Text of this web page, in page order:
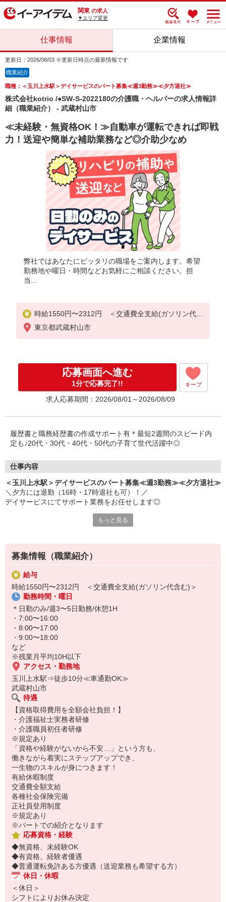
関東 の求人
▼エリア変更
仕事情報 企業情報
更新日：2026/08/03 ※更新日時点の最新情報です
職業紹介
職種：＜玉川上水駅＞デイサービスのパート募集≪週3勤務≫≪夕方退社≫
株式会社kotrio /●SW-S-2022180の介護職・ヘルパーの求人情報詳
細（職業紹介） - 武蔵村山市
≪未経験・無資格OK！≫自動車が運転できれば即戦
力！送迎や簡単な補助業務など◎介助少なめ
弊社ではあなたにピッタリの職場をご案内します。希望
勤務地や曜日・時間などお気軽にご相談ください。担
当...
時給1550円〜2312円 ＜交通費全支給(ガソリン代含
む)＞
東京都武蔵村山市
応募画面へ進む
1分で応募完了!! キープ
求人応募期間：2026/08/01～2026/08/09
履歴書と職務経歴書の作成サポート有＊最短2週間のスピード内
定も♪20代・30代・40代・50代の子育て世代活躍中◎
仕事内容
＜玉川上水駅＞デイサービスのパート募集≪週3勤務≫≪夕方退社≫
＼夕方には退勤（16時・17時退社も可）！／
デイサービスにてサポート業務をお任せします◎
・生活相談/お話相手
・食事の提供/介助
・ご自宅までの送迎（できる方のみ） など
働く時間は日勤帯のみ！勤務は週3日からOKなので、プライベート
との両立らくらくです♪
まずは気軽にご応募を♪
もっと見る
募集情報（職業紹介）
給与
時給1550円〜2312円 ＜交通費全支給(ガソリン代含む)＞
勤務時間・曜日
＊日勤のみ/週3〜5日勤務/休憩1H
・7:00〜16:00
・8:00〜17:00
・9:00〜18:00
など
※残業月平均10H以下
アクセス・勤務地
玉川上水駅⇒徒歩10分≪車通勤OK≫
武蔵村山市
待遇
【資格取得費用を全額会社負担！】
・介護福祉士実務者研修
・介護職員初任者研修
※規定あり
「資格や経験がないから不安…」という方も、
働きながら着実にステップアップでき、
一生物のスキルが身につきます！
有給休暇制度
交通費全額支給
各種社会保険完備
正社員登用制度
※規定あり
※パートでの紹介となります
応募資格・経験
◆無資格、未経験OK
◆有資格、経験者優遇
◆普通運転免許ある方優遇（送迎業務も希望する方）
休日・休暇
＜休日＞
シフトによりお休み決定